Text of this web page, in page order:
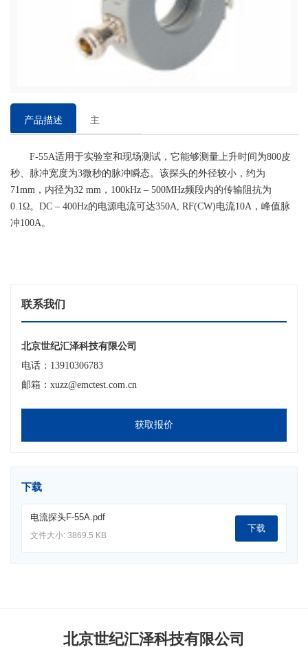
产品描述
主
特
点
F-55A适用于实验室和现场测试，它能够测量上升时间为800皮
秒、脉冲宽度为3微秒的脉冲瞬态。该探头的外径较小，约为
71mm，内径为32 mm，100kHz – 500MHz频段内的传输阻抗为
0.1Ω。DC – 400Hz的电源电流可达350A, RF(CW)电流10A，峰值脉
冲100A。
联系我们
北京世纪汇泽科技有限公司
电话：13910306783
邮箱：xuzz@emctest.com.cn
获取报价
下载
电流探头F-55A.pdf
文件大小: 3869.5 KB
下载
北京世纪汇泽科技有限公司